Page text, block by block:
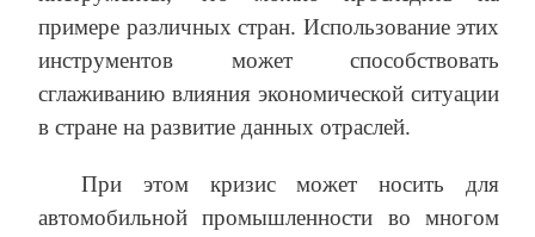
примере различных стран. Использование этих
инструментов может способствовать
сглаживанию влияния экономической ситуации
в стране на развитие данных отраслей.
При этом кризис может носить для
автомобильной промышленности во многом